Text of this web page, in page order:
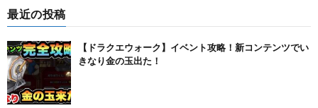
最近の投稿
【ドラクエウォーク】イベント攻略！新コンテンツでい
きなり金の玉出た！